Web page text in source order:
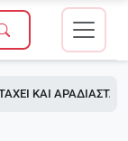
το τ.1 του
ΚΑΙ ΑΡΑΔΙΑΣΤΑ